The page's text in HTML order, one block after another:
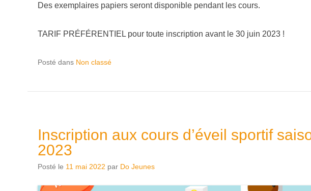
Des exemplaires papiers seront disponible pendant les cours.
TARIF PRÉFÉRENTIEL pour toute inscription avant le 30 juin 2023 !
Posté dans Non classé
Inscription aux cours d’éveil sportif
2023
Posté le 11 mai 2022 par Do Jeunes